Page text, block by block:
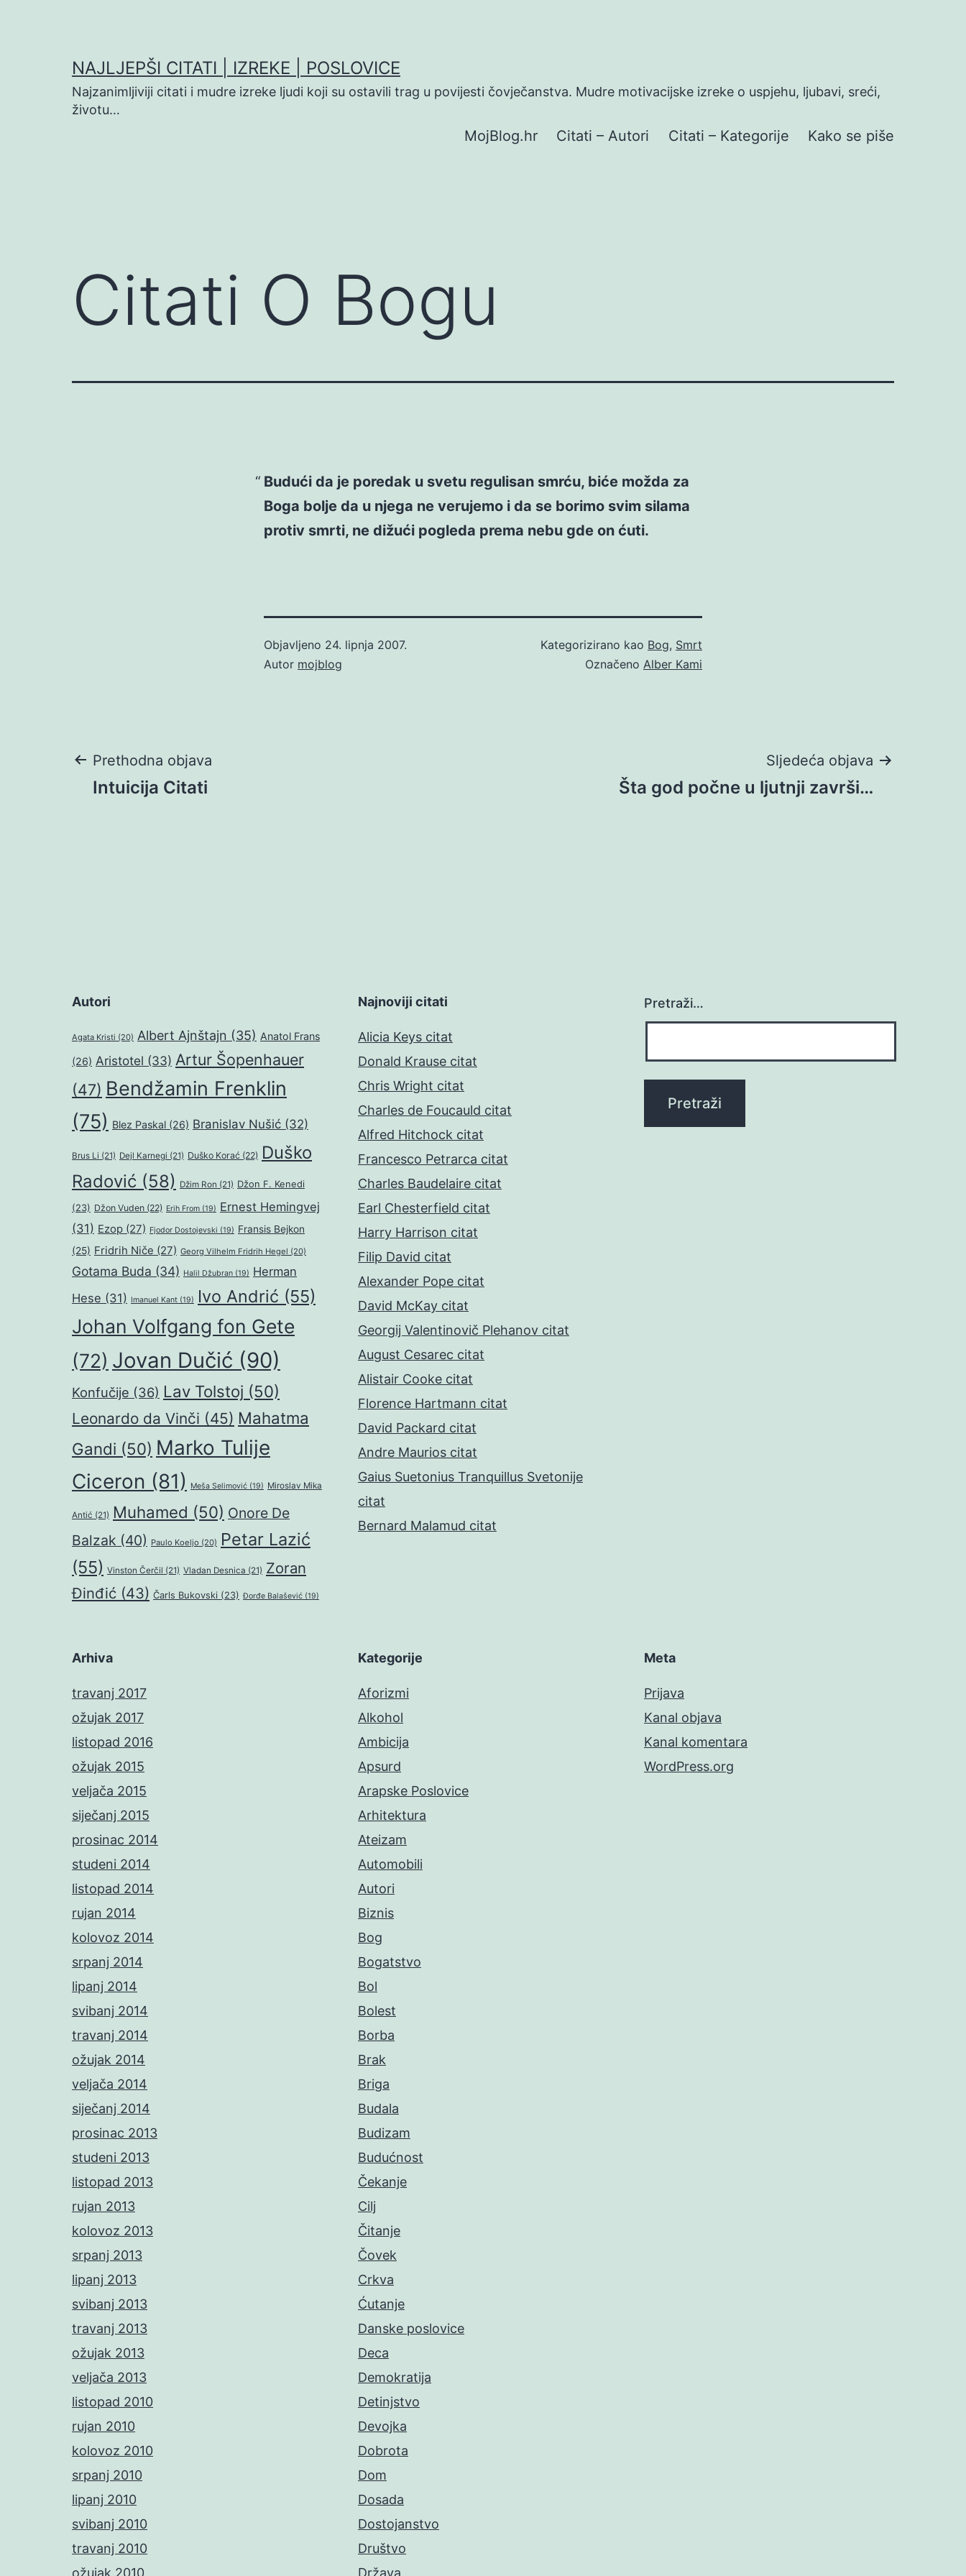
NAJLJEPŠI CITATI | IZREKE | POSLOVICE
Najzanimljiviji citati i mudre izreke ljudi koji su ostavili trag u povijesti čovječanstva. Mudre motivacijske izreke o uspjehu, ljubavi, sreći,
životu…
MojBlog.hr Citati – Autori Citati – Kategorije Kako se piše
Citati O Bogu
Budući da je poredak u svetu regulisan smrću, biće možda za
Boga bolje da u njega ne verujemo i da se borimo svim silama
protiv smrti, ne dižući pogleda prema nebu gde on ćuti.
Objavljeno 24. lipnja 2007.
Autor mojblog
Kategorizirano kao Bog, Smrt
Označeno Alber Kami
Navigacija
Prethodna objava
Intuicija Citati
Sljedeća objava
Šta god počne u ljutnji završi…
Autori
Agata Kristi (20) Albert Ajnštajn (35) Anatol Frans
(26) Aristotel (33) Artur Šopenhauer
(47) Bendžamin Frenklin
(75) Blez Paskal (26) Branislav Nušić (32)
Brus Li (21) Dejl Karnegi (21) Duško Korać (22) Duško
Radović (58) Džim Ron (21) Džon F. Kenedi
(23) Džon Vuden (22) Erih From (19) Ernest Hemingvej
(31) Ezop (27) Fjodor Dostojevski (19) Fransis Bejkon
(25) Fridrih Niče (27) Georg Vilhelm Fridrih Hegel (20)
Gotama Buda (34) Halil Džubran (19) Herman
Hese (31) Imanuel Kant (19) Ivo Andrić (55)
Johan Volfgang fon Gete
(72) Jovan Dučić (90)
Konfučije (36) Lav Tolstoj (50)
Leonardo da Vinči (45) Mahatma
Gandi (50) Marko Tulije
Ciceron (81) Meša Selimović (19) Miroslav Mika
Antić (21) Muhamed (50) Onore De
Balzak (40) Paulo Koeljo (20) Petar Lazić
(55) Vinston Čerčil (21) Vladan Desnica (21) Zoran
Đinđić (43) Čarls Bukovski (23) Đorđe Balašević (19)
Najnoviji citati
Alicia Keys citat
Donald Krause citat
Chris Wright citat
Charles de Foucauld citat
Alfred Hitchock citat
Francesco Petrarca citat
Charles Baudelaire citat
Earl Chesterfield citat
Harry Harrison citat
Filip David citat
Alexander Pope citat
David McKay citat
Georgij Valentinovič Plehanov citat
August Cesarec citat
Alistair Cooke citat
Florence Hartmann citat
David Packard citat
Andre Maurios citat
Gaius Suetonius Tranquillus Svetonije
citat
Bernard Malamud citat
Pretraži…
Arhiva
travanj 2017
ožujak 2017
listopad 2016
ožujak 2015
veljača 2015
siječanj 2015
prosinac 2014
studeni 2014
listopad 2014
rujan 2014
kolovoz 2014
srpanj 2014
lipanj 2014
svibanj 2014
travanj 2014
ožujak 2014
veljača 2014
siječanj 2014
prosinac 2013
studeni 2013
listopad 2013
rujan 2013
kolovoz 2013
srpanj 2013
lipanj 2013
svibanj 2013
travanj 2013
ožujak 2013
veljača 2013
listopad 2010
rujan 2010
kolovoz 2010
srpanj 2010
lipanj 2010
svibanj 2010
travanj 2010
ožujak 2010
Kategorije
Aforizmi
Alkohol
Ambicija
Apsurd
Arapske Poslovice
Arhitektura
Ateizam
Automobili
Autori
Biznis
Bog
Bogatstvo
Bol
Bolest
Borba
Brak
Briga
Budala
Budizam
Budućnost
Čekanje
Cilj
Čitanje
Čovek
Crkva
Ćutanje
Danske poslovice
Deca
Demokratija
Detinjstvo
Devojka
Dobrota
Dom
Dosada
Dostojanstvo
Društvo
Država
Meta
Prijava
Kanal objava
Kanal komentara
WordPress.org